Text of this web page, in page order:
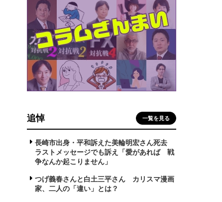
追悼 一覧を見る
長崎市出身・平和訴えた美輪明宏さん死去
ラストメッセージでも訴え「愛があれば 戦
争なんか起こりません」
つげ義春さんと白土三平さん カリスマ漫画
家、二人の「違い」とは？